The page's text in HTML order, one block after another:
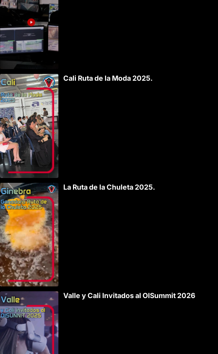
Cali Ruta de la Moda 2025.
La Ruta de la Chuleta 2025.
Valle y Cali Invitados al OISummit 2026